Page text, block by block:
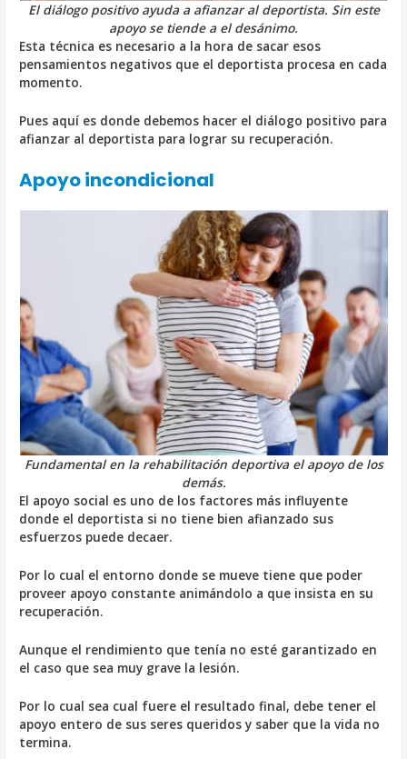
El diálogo positivo ayuda a afianzar al deportista. Sin este
apoyo se tiende a el desánimo.
Esta técnica es necesario a la hora de sacar esos
pensamientos negativos que el deportista procesa en cada
momento.
Pues aquí es donde debemos hacer el diálogo positivo para
afianzar al deportista para lograr su recuperación.
Apoyo incondicional
Fundamental en la rehabilitación deportiva el apoyo de los
demás.
El apoyo social es uno de los factores más influyente
donde el deportista si no tiene bien afianzado sus
esfuerzos puede decaer.
Por lo cual el entorno donde se mueve tiene que poder
proveer apoyo constante animándolo a que insista en su
recuperación.
Aunque el rendimiento que tenía no esté garantizado en
el caso que sea muy grave la lesión.
Por lo cual sea cual fuere el resultado final, debe tener el
apoyo entero de sus seres queridos y saber que la vida no
termina.